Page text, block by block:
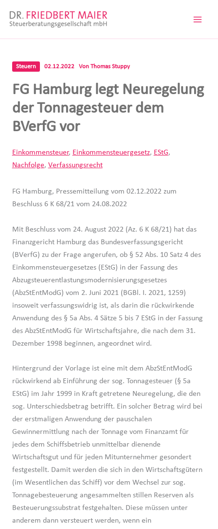
Inhalt
Steuern 02.12.2022 Von Thomas Stuppy
FG Hamburg legt Neuregelung
der Tonnagesteuer dem
BVerfG vor
Einkommensteuer, Einkommensteuergesetz, EStG,
Nachfolge, Verfassungsrecht
FG Hamburg, Pressemitteilung vom 02.12.2022 zum
Beschluss 6 K 68/21 vom 24.08.2022
Mit Beschluss vom 24. August 2022 (Az. 6 K 68/21) hat das
Finanzgericht Hamburg das Bundesverfassungsgericht
(BVerfG) zu der Frage angerufen, ob § 52 Abs. 10 Satz 4 des
Einkommensteuergesetzes (EStG) in der Fassung des
Abzugsteuerentlastungsmodernisierungsgesetzes
(AbzStEntModG) vom 2. Juni 2021 (BGBl. I. 2021, 1259)
insoweit verfassungswidrig ist, als darin die rückwirkende
Anwendung des § 5a Abs. 4 Sätze 5 bis 7 EStG in der Fassung
des AbzStEntModG für Wirtschaftsjahre, die nach dem 31.
Dezember 1998 beginnen, angeordnet wird.
Hintergrund der Vorlage ist eine mit dem AbzStEntModG
rückwirkend ab Einführung der sog. Tonnagesteuer (§ 5a
EStG) im Jahr 1999 in Kraft getretene Neuregelung, die den
sog. Unterschiedsbetrag betrifft. Ein solcher Betrag wird bei
der erstmaligen Anwendung der pauschalen
Gewinnermittlung nach der Tonnage vom Finanzamt für
jedes dem Schiffsbetrieb unmittelbar dienende
Wirtschaftsgut und für jeden Mitunternehmer gesondert
festgestellt. Damit werden die sich in den Wirtschaftsgütern
(im Wesentlichen das Schiff) vor dem Wechsel zur sog.
Tonnagebesteuerung angesammelten stillen Reserven als
Besteuerungssubstrat festgehalten. Diese müssen unter
anderem dann versteuert werden, wenn ein